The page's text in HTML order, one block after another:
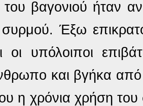
του βαγονιού ήταν
Έξω
οι υπόλοιποι
και βγήκα από
η χρόνια χρήση του